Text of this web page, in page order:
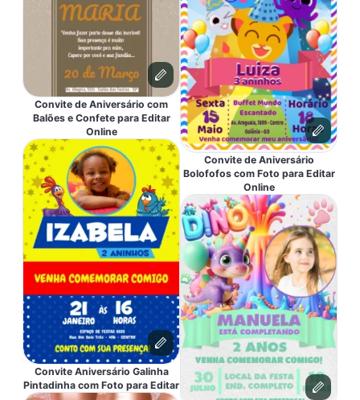
Convite de Aniversário com
Balões e Confete para Editar
Online
Convite Aniversário Galinha
Pintadinha com Foto para Editar
Convite de Aniversário
Bolofofos com Foto para Editar
Online